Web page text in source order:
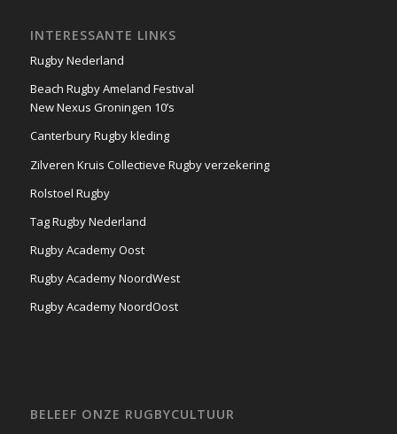
INTERESSANTE LINKS
Rugby Nederland
Beach Rugby Ameland Festival
New Nexus Groningen 10’s
Canterbury Rugby kleding
Zilveren Kruis Collectieve Rugby verzekering
Rolstoel Rugby
Tag Rugby Nederland
Rugby Academy Oost
Rugby Academy NoordWest
Rugby Academy NoordOost
BELEEF ONZE RUGBYCULTUUR